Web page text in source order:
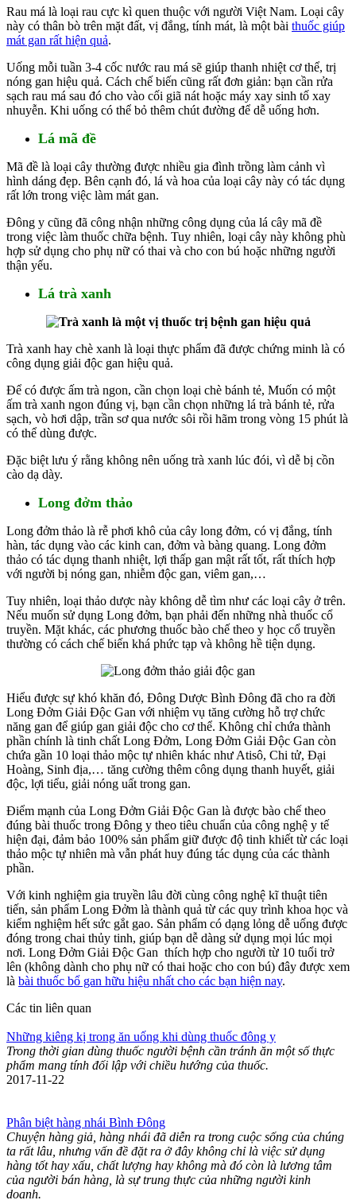
Rau má là loại rau cực kì quen thuộc với người Việt Nam. Loại cây
này có thân bò trên mặt đất, vị đắng, tính mát, là một bài thuốc giúp
mát gan rất hiện quả.
Uống mỗi tuần 3-4 cốc nước rau má sẽ giúp thanh nhiệt cơ thể, trị
nóng gan hiệu quả. Cách chế biến cũng rất đơn giản: bạn cần rửa
sạch rau má sau đó cho vào cối giã nát hoặc máy xay sinh tố xay
nhuyễn. Khi uống có thể bỏ thêm chút đường để dễ uống hơn.
Lá mã đề
Mã đề là loại cây thường được nhiều gia đình trồng làm cảnh vì
hình dáng đẹp. Bên cạnh đó, lá và hoa của loại cây này có tác dụng
rất lớn trong việc làm mát gan.
Đông y cũng đã công nhận những công dụng của lá cây mã đề
trong việc làm thuốc chữa bệnh. Tuy nhiên, loại cây này không phù
hợp sử dụng cho phụ nữ có thai và cho con bú hoặc những người
thận yếu.
Lá trà xanh
Trà xanh hay chè xanh là loại thực phẩm đã được chứng minh là có
công dụng giải độc gan hiệu quả.
Để có được ấm trà ngon, cần chọn loại chè bánh tẻ, Muốn có một
ấm trà xanh ngon đúng vị, bạn cần chọn những lá trà bánh tẻ, rửa
sạch, vò hơi dập, trần sơ qua nước sôi rồi hãm trong vòng 15 phút là
có thể dùng được.
Đặc biệt lưu ý rằng không nên uống trà xanh lúc đói, vì dễ bị cồn
cào dạ dày.
Long đởm thảo
Long đởm thảo là rễ phơi khô của cây long đởm, có vị đắng, tính
hàn, tác dụng vào các kinh can, đởm và bàng quang. Long đởm
thảo có tác dụng thanh nhiệt, lợi thấp gan mật rất tốt, rất thích hợp
với người bị nóng gan, nhiễm độc gan, viêm gan,…
Tuy nhiên, loại thảo dược này không dễ tìm như các loại cây ở trên.
Nếu muốn sử dụng Long đởm, bạn phải đến những nhà thuốc cổ
truyền. Mặt khác, các phương thuốc bào chế theo y học cổ truyền
thường có cách chế biến khá phức tạp và không hề tiện dụng.
Hiểu được sự khó khăn đó, Đông Dược Bình Đông đã cho ra đời
Long Đởm Giải Độc Gan với nhiệm vụ tăng cường hỗ trợ chức
năng gan để giúp gan giải độc cho cơ thể. Không chỉ chứa thành
phần chính là tinh chất Long Đởm, Long Đởm Giải Độc Gan còn
chứa gần 10 loại thảo mộc tự nhiên khác như Atisô, Chi tử, Đại
Hoàng, Sinh địa,… tăng cường thêm công dụng thanh huyết, giải
độc, lợi tiểu, giải nóng uất trong gan.
Điểm mạnh của Long Đởm Giải Độc Gan là được bào chế theo
đúng bài thuốc trong Đông y theo tiêu chuẩn của công nghệ y tế
hiện đại, đảm bảo 100% sản phẩm giữ được độ tinh khiết từ các loại
thảo mộc tự nhiên mà vẫn phát huy đúng tác dụng của các thành
phần.
Với kinh nghiệm gia truyền lâu đời cùng công nghệ kĩ thuật tiên
tiến, sản phẩm Long Đởm là thành quả từ các quy trình khoa học và
kiểm nghiệm hết sức gắt gao. Sản phẩm có dạng lỏng dễ uống được
đóng trong chai thủy tinh, giúp bạn dễ dàng sử dụng mọi lúc mọi
nơi. Long Đởm Giải Độc Gan thích hợp cho người từ 10 tuổi trở
lên (không dành cho phụ nữ có thai hoặc cho con bú) đây được xem
là bài thuốc bổ gan hữu hiệu nhất cho các bạn hiện nay.
Các tin liên quan
Những kiêng kị trong ăn uống khi dùng thuốc đông y
Trong thời gian dùng thuốc người bệnh cần tránh ăn một số thực
phẩm mang tính đối lập với chiều hướng của thuốc.
2017-11-22
Phân biệt hàng nhái Bình Đông
Chuyện hàng giả, hàng nhái đã diễn ra trong cuộc sống của chúng
ta rất lâu, nhưng vấn đề đặt ra ở đây không chỉ là việc sử dụng
hàng tốt hay xấu, chất lượng hay không mà đó còn là lương tâm
của người bán hàng, là sự trung thực của những người kinh
doanh.